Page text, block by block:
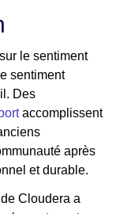
le sentiment
sentiment
Des
accomplissent
après
et durable.
Cloudera a